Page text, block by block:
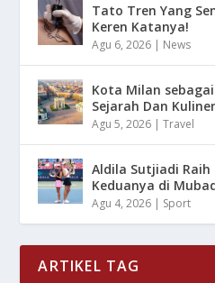
Tato Tren Yang
Keren Katanya!
Agu 6, 2026 | News
Kota Milan
Sejarah Dan Kuliner
Agu 5, 2026 |Travel
Aldila Sutjiadi Raih
Keduanya di
Agu 4, 2026 | Sport
ARTIKEL TAG